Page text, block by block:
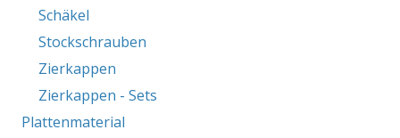
Schäkel
Stockschrauben
Zierkappen
Zierkappen - Sets
Plattenmaterial